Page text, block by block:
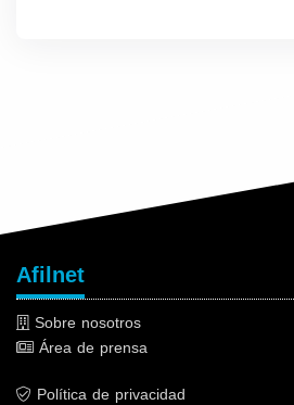
Afilnet
Sobre nosotros
Área de prensa
Política de privacidad